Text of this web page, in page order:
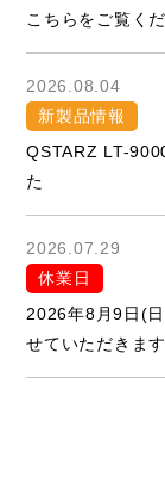
こちらをご覧く
2026.08.04
新製品情報
QSTARZ LT-
た
2026.07.29
休業日
2026年8月9日(
せていただきま